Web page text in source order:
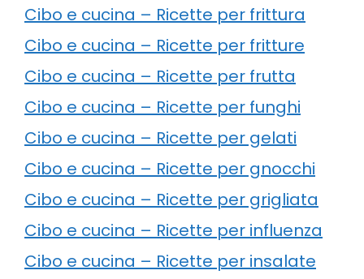
Cibo e cucina – Ricette per frittura
Cibo e cucina – Ricette per fritture
Cibo e cucina – Ricette per frutta
Cibo e cucina – Ricette per funghi
Cibo e cucina – Ricette per gelati
Cibo e cucina – Ricette per gnocchi
Cibo e cucina – Ricette per grigliata
Cibo e cucina – Ricette per influenza
Cibo e cucina – Ricette per insalate